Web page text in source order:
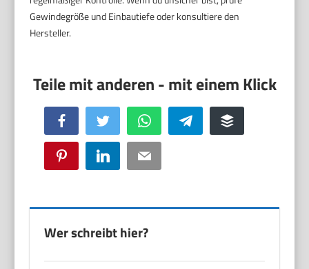
Gewindegröße und Einbautiefe oder konsultiere den
Hersteller.
Facebook Twitter WhatsApp Telegram Buffer
Pinterest LinkedIn Email
Wer schreibt hier?